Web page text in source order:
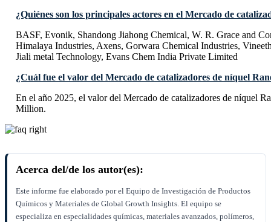
¿Quiénes son los principales actores en el Mercado de
BASF, Evonik, Shandong Jiahong Chemical, W. R. Grace and
Himalaya Industries, Axens, Gorwara Chemical Industries,
Jiali metal Technology, Evans Chem India Private Limited
¿Cuál fue el valor del Mercado de catalizadores de níquel
En el año 2025, el valor del Mercado de catalizadores de níquel
Million.
Acerca del/de los autor(es):
Este informe fue elaborado por el Equipo de Investigación de Productos
Químicos y Materiales de Global Growth Insights. El equipo se
especializa en especialidades químicas, materiales avanzados, polímeros,